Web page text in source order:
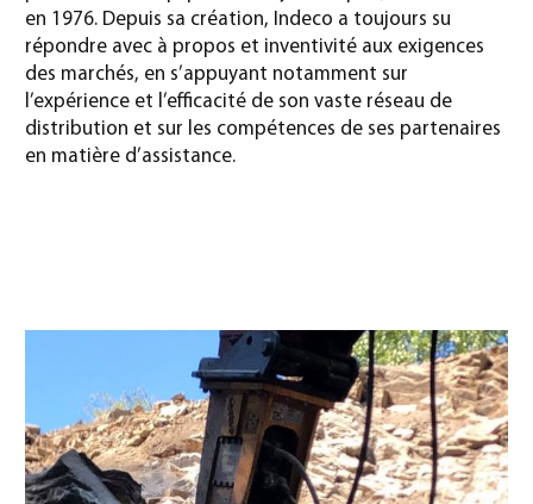
en 1976. Depuis sa création, Indeco a toujours su
répondre avec à propos et inventivité aux exigences
des marchés, en s’appuyant notamment sur
l’expérience et l’efficacité de son vaste réseau de
distribution et sur les compétences de ses partenaires
en matière d’assistance.